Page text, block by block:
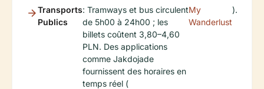
Transports
Publics
: Tramways et bus circulent
de 5h00 à 24h00 ; les
billets coûtent 3,80–4,60
PLN. Des applications
comme Jakdojade
fournissent des horaires en
temps réel (
My
Wanderlust
).